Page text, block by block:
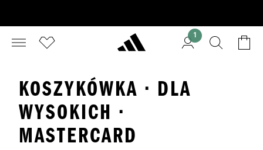
1
KOSZYKÓWKA · DLA
WYSOKICH ·
MASTERCARD